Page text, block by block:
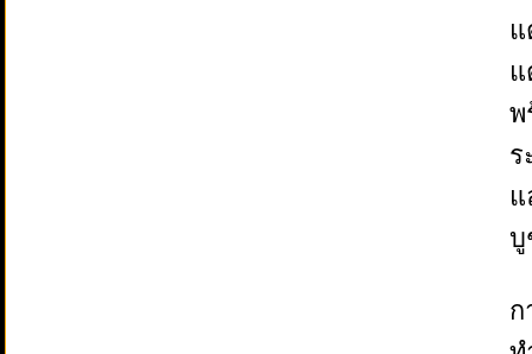
พ
ร
บู
ก